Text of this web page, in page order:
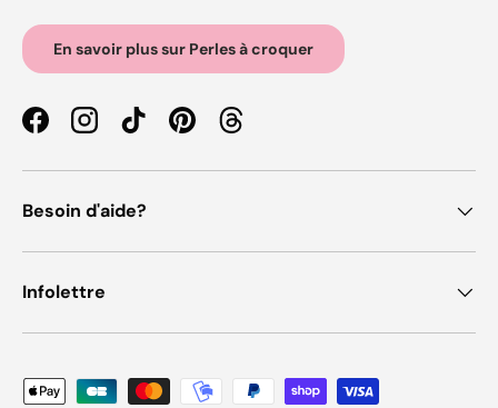
En savoir plus sur Perles à croquer
FacebookInstagramTikTokPinterestThreads
Besoin d'aide?
Infolettre
Moyens de paiement acceptés